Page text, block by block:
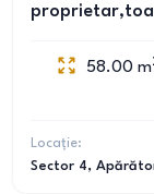
58.00 m
Locație:
Sector 4,